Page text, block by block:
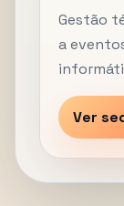
Gestão
a
Ver